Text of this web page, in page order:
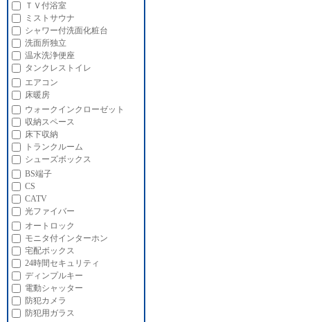
ＴＶ付浴室
ミストサウナ
シャワー付洗面化粧台
洗面所独立
温水洗浄便座
タンクレストイレ
エアコン
床暖房
ウォークインクローゼット
収納スペース
床下収納
トランクルーム
シューズボックス
BS端子
CS
CATV
光ファイバー
オートロック
モニタ付インターホン
宅配ボックス
24時間セキュリティ
ディンプルキー
電動シャッター
防犯カメラ
防犯用ガラス